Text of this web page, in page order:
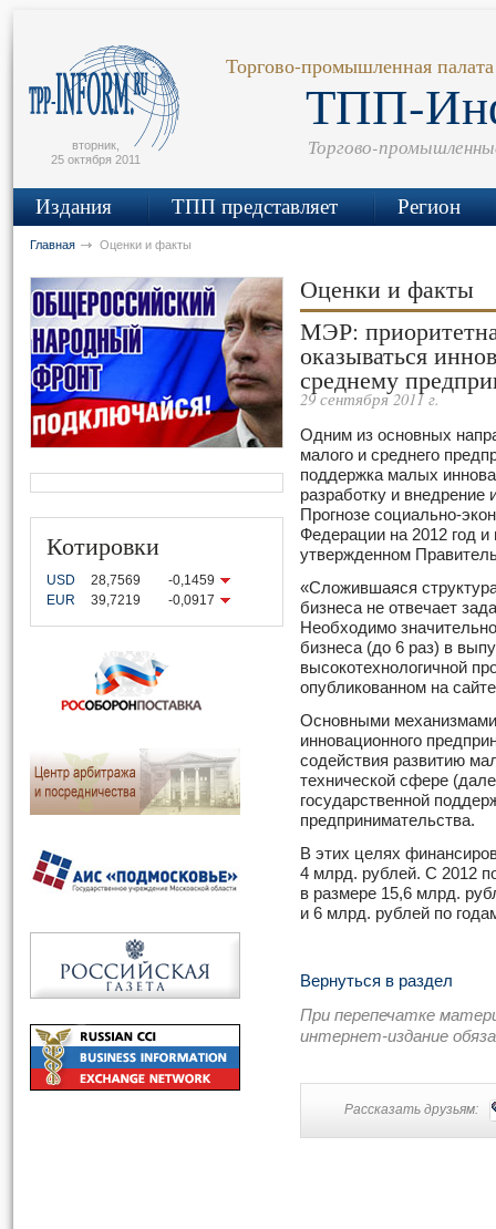
вторник,
25 октября 2011
Торгово-промышленная
ТПП-
Торгово-
Издания ТПП представляет Регион
Главная Оценки и факты
Котировки
USD 28,7569
-0,1459
EUR
39,7219 -0,0917
Оценки и факты
МЭР:
оказываться
среднему
29 сентября 2011 г.
Одним из основных
малого и среднего
поддержка малых
разработку и внедрение
Прогнозе социально-
Федерации на 2012 год
утвержденном
«Сложившаяся
бизнеса не отвечает
Необходимо
бизнеса (до 6 раз) в
высокотехнологичной
опубликованном на
Основными
инновационного
содействия развитию
технической сфере
государственной
предпринимательства.
В этих целях
4 млрд. рублей. С 2012
в размере 15,6 млрд.
и 6 млрд. рублей по
Вернуться в раздел
При перепечатке
интернет-издание
Рассказать друзьям: